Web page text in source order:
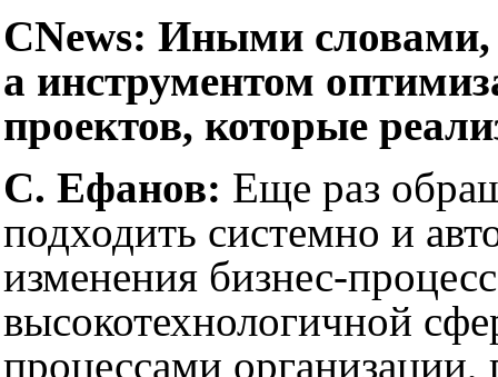
CNews: Иными словами,
а инструментом
проектов, которые
С. Ефанов: Еще раз
подходить системно и
изменения бизнес-
высокотехнологичной
процессами